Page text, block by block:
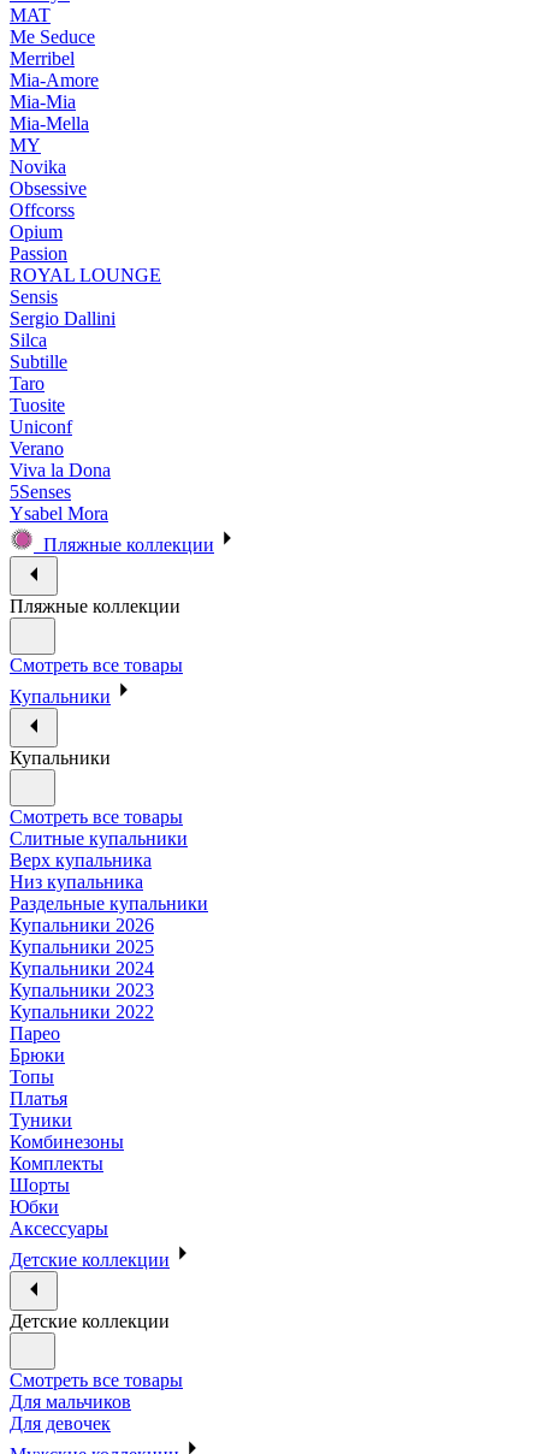
MAT
Me Seduce
Merribel
Mia-Amore
Mia-Mia
Mia-Mella
MY
Novika
Obsessive
Offcorss
Opium
Passion
ROYAL LOUNGE
Sensis
Sergio Dallini
Silca
Subtille
Taro
Tuosite
Uniconf
Verano
Viva la Dona
5Senses
Ysabel Mora
Пляжные коллекции
Пляжные коллекции
Смотреть все товары
Купальники
Купальники
Смотреть все товары
Слитные купальники
Верх купальника
Низ купальника
Раздельные купальники
Купальники 2026
Купальники 2025
Купальники 2024
Купальники 2023
Купальники 2022
Парео
Брюки
Топы
Платья
Туники
Комбинезоны
Комплекты
Шорты
Юбки
Аксессуары
Детские коллекции
Детские коллекции
Смотреть все товары
Для мальчиков
Для девочек